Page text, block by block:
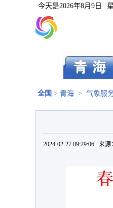
今天是2026年8月9日
全国 > 青海 > 气象服
2024-02-27 09:29:06 来源